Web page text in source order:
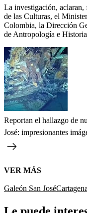
La investigación, aclaran,
de las Culturas, el
Colombia, la Dirección
de Antropología e
Reportan el hallazgo de
José: impresionantes
VER MÁS
Galeón San JoséCartagena